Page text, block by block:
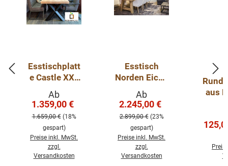
Esstischplatt
e Castle XXL
aus
Eichenholz
80 mm Stark
Verkaufspreis:
Ab
1.359,00 €
1.659,00 € (18%
gespart)
Preise inkl. MwSt.
zzgl.
Versandkosten
Esstisch
Norden Eiche
- Stärke: 45-
48mm
Eichentisch
massiv mit
Holzgestell
Verkaufspreis:
Ab
2.245,00 €
2.899,00 € (23%
gespart)
Preise inkl. MwSt.
zzgl.
Versandkosten
aus